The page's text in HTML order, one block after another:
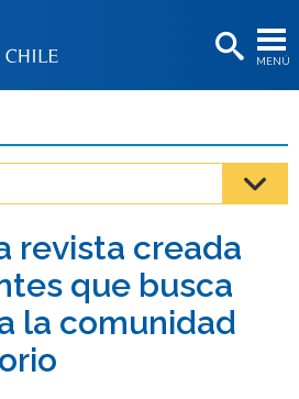
MENÚ
BIBLIOTECAS
Estudiantes
os
os
Egresadas/os
revista creada
que busca
la comunidad